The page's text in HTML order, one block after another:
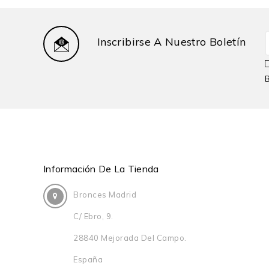
Inscribirse A Nuestro Boletín
Información De La Tienda
Bronces Madrid
C/ Ebro, 9.
28840 Mejorada Del Campo.
España